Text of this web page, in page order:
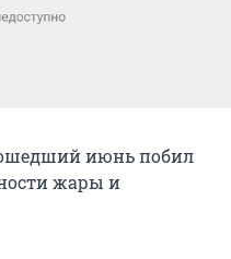
июнь побил
жары и